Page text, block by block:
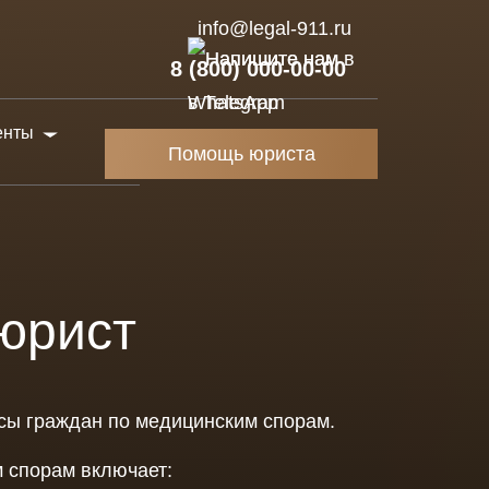
и
info@legal-911.ru
8 (800) 000-00-00
Помощь юриста
граждан по медицинским спорам.
включает: